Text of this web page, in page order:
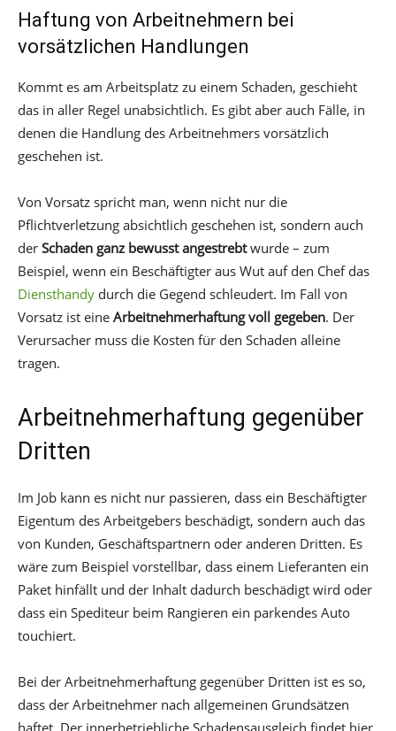
Haftung von Arbeitnehmern bei
vorsätzlichen Handlungen
Kommt es am Arbeitsplatz zu einem Schaden, geschieht
das in aller Regel unabsichtlich. Es gibt aber auch Fälle, in
denen die Handlung des Arbeitnehmers vorsätzlich
geschehen ist.
Von Vorsatz spricht man, wenn nicht nur die
Pflichtverletzung absichtlich geschehen ist, sondern auch
der Schaden ganz bewusst angestrebtwurde – zum
Beispiel, wenn ein Beschäftigter aus Wut auf den Chef das
Diensthandy durch die Gegend schleudert. Im Fall von
Vorsatz ist eine Arbeitnehmerhaftung voll gegeben. Der
Verursacher muss die Kosten für den Schaden alleine
tragen.
Arbeitnehmerhaftung gegenüber
Dritten
Im Job kann es nicht nur passieren, dass ein Beschäftigter
Eigentum des Arbeitgebers beschädigt, sondern auch das
von Kunden, Geschäftspartnern oder anderen Dritten. Es
wäre zum Beispiel vorstellbar, dass einem Lieferanten ein
Paket hinfällt und der Inhalt dadurch beschädigt wird oder
dass ein Spediteur beim Rangieren ein parkendes Auto
touchiert.
Bei der Arbeitnehmerhaftung gegenüber Dritten ist es so,
dass der Arbeitnehmer nach allgemeinen Grundsätzen